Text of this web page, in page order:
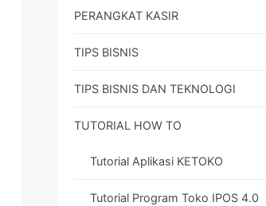
PERANGKAT KASIR
TIPS BISNIS
TIPS BISNIS DAN TEKNOLOGI
TUTORIAL HOW TO
Tutorial Aplikasi KETOKO
Tutorial Program Toko IPOS 4.0